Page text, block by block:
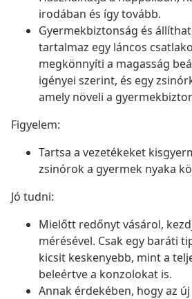
irodában és így tovább.
Gyermekbiztonság és
tartalmaz egy láncos
megkönnyíti a magasság
igényei szerint, és egy
amely növeli a
Figyelem:
Tartsa a vezetékeket
zsinórok a gyermek nyaka
Jó tudni:
Mielőtt redőnyt vásárol,
mérésével. Csak egy baráti
kicsit keskenyebb, mint a
beleértve a konzolokat is.
Annak érdekében, hogy az